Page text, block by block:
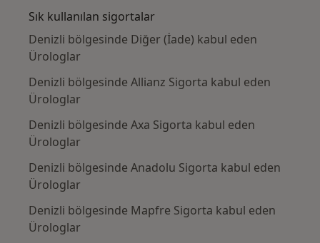
Sık kullanılan sigortalar
Denizli bölgesinde Diğer (İade) kabul eden
Ürologlar
Denizli bölgesinde Allianz Sigorta kabul eden
Ürologlar
Denizli bölgesinde Axa Sigorta kabul eden
Ürologlar
Denizli bölgesinde Anadolu Sigorta kabul eden
Ürologlar
Denizli bölgesinde Mapfre Sigorta kabul eden
Ürologlar